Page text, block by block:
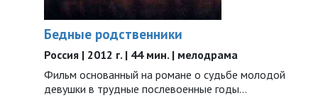
Бедные родственники
Россия | 2012 г. | 44 мин. | мелодрама
Фильм основанный на романе о судьбе молодой
девушки в трудные послевоенные годы…